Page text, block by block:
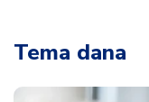
Tema dana